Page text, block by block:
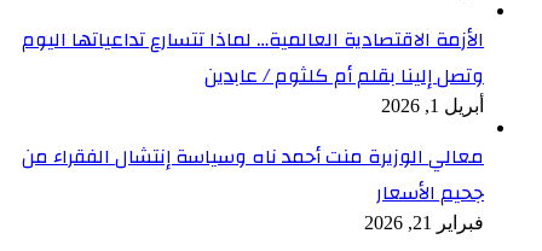
الأزمة الاقتصادية العالمية… لماذا تتسارع تداعياتها اليوم
وتصل إلينا بقلم أم كلثوم / عابدين
أبريل 1, 2026
معالي الوزيرة منت أحمد ناه وسياسة إنتشال الفقراء من
جحيم الأسعار
فبراير 21, 2026